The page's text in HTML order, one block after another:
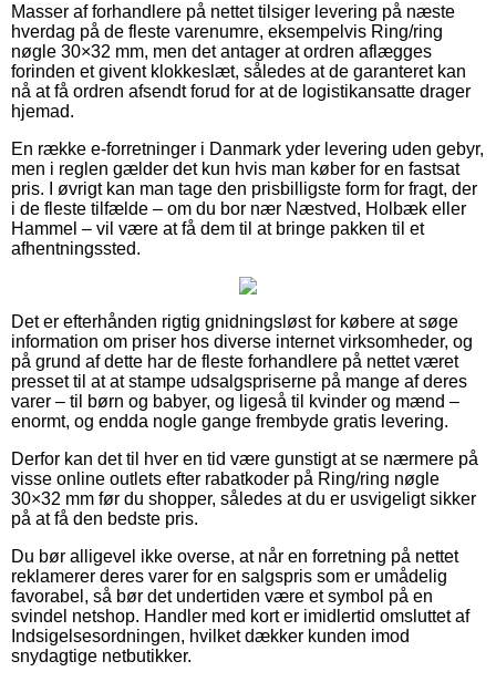
Masser af forhandlere på nettet tilsiger levering på næste
hverdag på de fleste varenumre, eksempelvis Ring/ring
nøgle 30×32 mm, men det antager at ordren aflægges
forinden et givent klokkeslæt, således at de garanteret kan
nå at få ordren afsendt forud for at de logistikansatte drager
hjemad.
En række e-forretninger i Danmark yder levering uden gebyr,
men i reglen gælder det kun hvis man køber for en fastsat
pris. I øvrigt kan man tage den prisbilligste form for fragt, der
i de fleste tilfælde – om du bor nær Næstved, Holbæk eller
Hammel – vil være at få dem til at bringe pakken til et
afhentningssted.
Det er efterhånden rigtig gnidningsløst for købere at søge
information om priser hos diverse internet virksomheder, og
på grund af dette har de fleste forhandlere på nettet været
presset til at at stampe udsalgspriserne på mange af deres
varer – til børn og babyer, og ligeså til kvinder og mænd –
enormt, og endda nogle gange frembyde gratis levering.
Derfor kan det til hver en tid være gunstigt at se nærmere på
visse online outlets efter rabatkoder på Ring/ring nøgle
30×32 mm før du shopper, således at du er usvigeligt sikker
på at få den bedste pris.
Du bør alligevel ikke overse, at når en forretning på nettet
reklamerer deres varer for en salgspris som er umådelig
favorabel, så bør det undertiden være et symbol på en
svindel netshop. Handler med kort er imidlertid omsluttet af
Indsigelsesordningen, hvilket dækker kunden imod
snydagtige netbutikker.